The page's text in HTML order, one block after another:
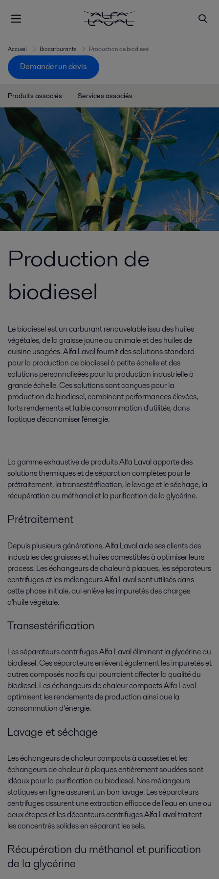
Accueil Biocarburants Production de biodiesel
Demander un devis
Produits associés Services associés
Production de
biodiesel
Le biodiesel est un carburant renouvelable issu des huiles
végétales, de la graisse jaune ou animale et des huiles de
cuisine usagées. Alfa Laval fournit des solutions standard
pour la production de biodiesel à petite échelle et des
solutions personnalisées pour la production industrielle à
grande échelle. Ces solutions sont conçues pour la
production de biodiesel, combinant performances élevées,
forts rendements et faible consommation d'utilités, dans
l'optique d'économiser l'énergie.
La gamme exhaustive de produits Alfa Laval apporte des
solutions thermiques et de séparation complètes pour le
prétraitement, la transestérification, le lavage et le séchage, la
récupération du méthanol et la purification de la glycérine.
Prétraitement
Depuis plusieurs générations, Alfa Laval aide ses clients des
industries des graisses et huiles comestibles à optimiser leurs
process. Les échangeurs de chaleur à plaques, les séparateurs
centrifuges et les mélangeurs Alfa Laval sont utilisés dans
cette phase initiale, qui enlève les impuretés des charges
d'huile végétale.
Transestérification
Les séparateurs centrifuges Alfa Laval éliminent la glycérine du
biodiesel. Ces séparateurs enlèvent également les impuretés et
autres composés nocifs qui pourraient affecter la qualité du
biodiesel. Les échangeurs de chaleur compacts Alfa Laval
optimisent les rendements de production ainsi que la
consommation d’énergie.
Lavage et séchage
Les échangeurs de chaleur compacts à cassettes et les
échangeurs de chaleur à plaques entièrement soudées sont
idéaux pour la purification du biodiesel. Nos mélangeurs
statiques en ligne assurent un bon lavage. Les séparateurs
centrifuges assurent une extraction efficace de l’eau en une ou
deux étapes et les décanteurs centrifuges Alfa Laval traitent
les concentrés solides en séparant les sels.
Récupération du méthanol et purification
de la glycérine